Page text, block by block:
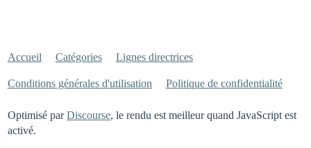
Accueil Catégories Lignes directrices
Conditions générales d'utilisation Politique de confidentialité
Optimisé parDiscourse, le rendu est meilleur quand JavaScript est
activé.